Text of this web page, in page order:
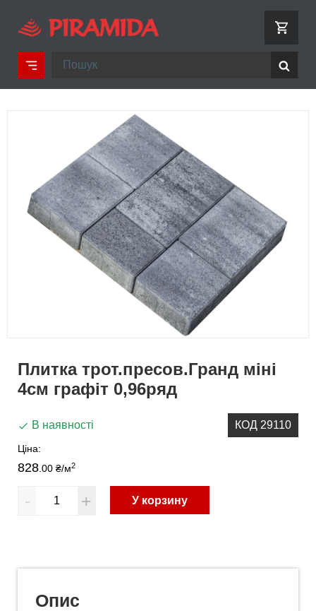
Плитка трот.пресов.Гранд міні
4см графіт 0,96ряд
В наявності КОД 29110
Ціна:
828 .00 ₴/м2
- + У корзину
Опис